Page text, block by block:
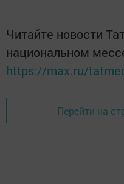
Читайте новости
национальном
https://max.ru/
Перейти на